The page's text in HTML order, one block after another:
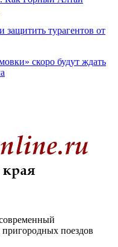
турагентов от
скоро будут ждать
поездов